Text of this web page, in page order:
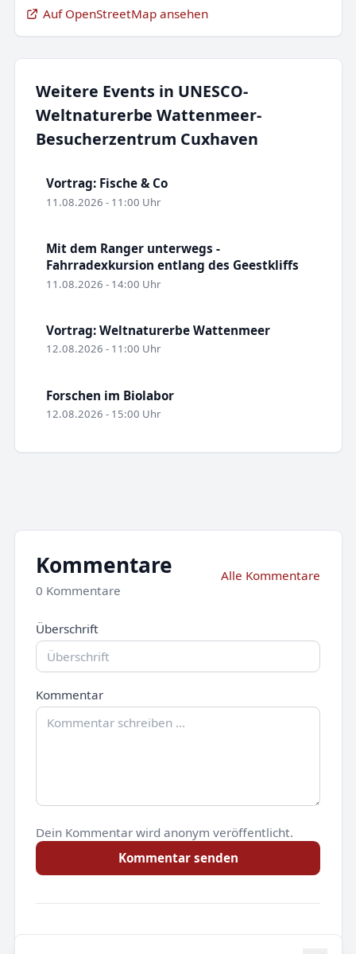
Auf OpenStreetMap ansehen
Weitere Events in UNESCO-
Weltnaturerbe Wattenmeer-
Besucherzentrum Cuxhaven
Vortrag: Fische & Co
11.08.2026 - 11:00 Uhr
Mit dem Ranger unterwegs -
Fahrradexkursion entlang des Geestkliffs
11.08.2026 - 14:00 Uhr
Vortrag: Weltnaturerbe Wattenmeer
12.08.2026 - 11:00 Uhr
Forschen im Biolabor
12.08.2026 - 15:00 Uhr
Kommentare
0 Kommentare
Alle Kommentare
Überschrift
Kommentar
Dein Kommentar wird anonym veröffentlicht.
Kommentar senden
Noch keine Kommentare.